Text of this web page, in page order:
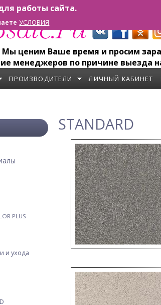
работы сайта.
УСЛОВИЯ
ценим Ваше время и просим
менеджеров по причине выезда
ПРОИЗВОДИТЕЛИ ЛИЧНЫЙ КАБИНЕТ
STANDARD
PLUS
и ухода